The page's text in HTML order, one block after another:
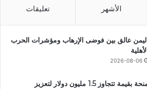
الأشهر تعليقات
اليمن عالق بين فوضى الإرهاب ومؤشرات الحرب
الأهلية
2026-08-06
منحة بقيمة تتجاوز 1.5 مليون دولار لتعزيز